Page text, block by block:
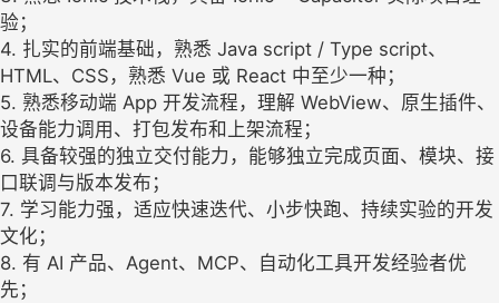
验；
4. 扎实的前端基础，熟悉 Java script / Type script、
HTML、CSS，熟悉 Vue 或 React 中至少一种；
5. 熟悉移动端 App 开发流程，理解 WebView、原生插件、
设备能力调用、打包发布和上架流程；
6. 具备较强的独立交付能力，能够独立完成页面、模块、接
口联调与版本发布；
7. 学习能力强，适应快速迭代、小步快跑、持续实验的开发
文化；
8. 有 AI 产品、Agent、MCP、自动化工具开发经验者优
先；